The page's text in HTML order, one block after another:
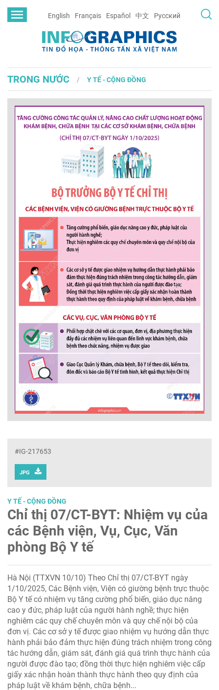
English Français Español 中文 Русский
TRONG NƯỚC Y TẾ - CỘNG ĐỒNG
#IG-217653
JPG
Y TẾ - CỘNG ĐỒNG
Chỉ thị 07/CT-BYT: Nhiệm vụ của
các Bệnh viện, Vụ, Cục, Văn
phòng Bộ Y tế
Hà Nội (TTXVN 10/10) Theo Chỉ thị 07/CT-BYT ngày
1/10/2025, Các Bệnh viện, Viện có giường bệnh trực thuộc
Bộ Y tế có nhiệm vụ tăng cường phổ biến, giáo dục nâng
cao y đức, pháp luật của người hành nghề; thực hiện
nghiêm các quy chế chuyên môn và quy chế nội bộ của
đơn vị. Các cơ sở y tế được giao nhiệm vụ hướng dẫn thực
hành phải bảo đảm thực hiện đúng trách nhiệm trong công
tác hướng dẫn, giám sát, đánh giá quá trình thực hành của
người được đào tạo; đồng thời thực hiện nghiêm việc cấp
giấy xác nhận hoàn thành thực hành theo quy định của
pháp luật về khám bệnh, chữa bệnh...